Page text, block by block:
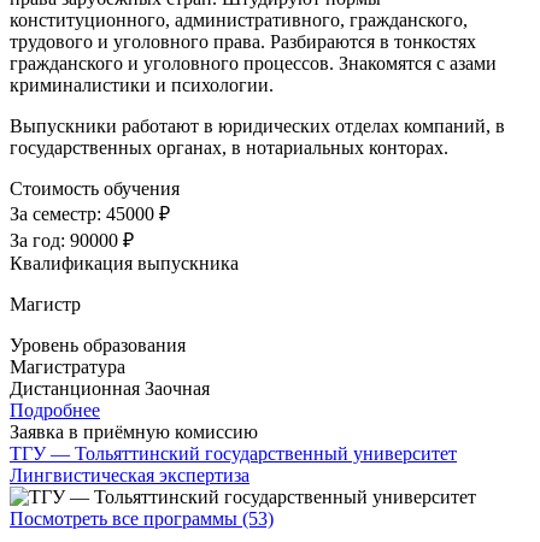
конституционного, административного, гражданского,
трудового и уголовного права. Разбираются в тонкостях
гражданского и уголовного процессов. Знакомятся с азами
криминалистики и психологии.
Выпускники работают в юридических отделах компаний, в
государственных органах, в нотариальных конторах.
Стоимость обучения
За семестр: 45000 ₽
За год: 90000 ₽
Квалификация выпускника
Магистр
Уровень образования
Магистратура
Дистанционная Заочная
Подробнее
Заявка в приёмную комиссию
ТГУ — Тольяттинский государственный университет
Лингвистическая экспертиза
Посмотреть все программы (53)